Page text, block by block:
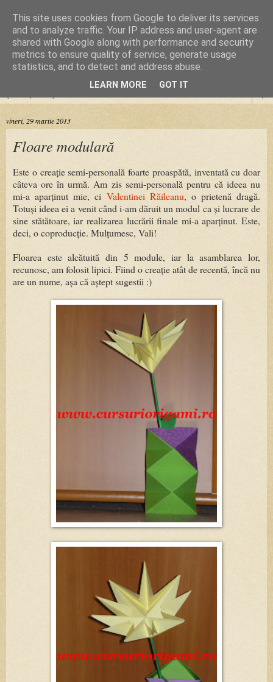
Cursuri Origami
Dragoste de la prima pliere
▼
vineri, 29 martie 2013
Floare modulară
Este o creație semi-personală foarte proaspătă, inventată cu doar
câteva ore în urmă. Am zis semi-personală pentru că ideea nu
mi-a aparținut mie, ci Valentinei Răileanu, o prietenă dragă.
Totuși ideea ei a venit când i-am dăruit un modul ca și lucrare de
sine stătătoare, iar realizarea lucrării finale mi-a aparținut. Este,
deci, o coproducție. Mulțumesc, Vali!
Floarea este alcătuită din 5 module, iar la asamblarea lor,
recunosc, am folosit lipici. Fiind o creație atât de recentă, încă nu
are un nume, așa că aștept sugestii :)
This site uses cookies from Google to deliver its services
and to analyze traffic. Your IP address and user-agent are
shared with Google along with performance and security
metrics to ensure quality of service, generate usage
statistics, and to detect and address abuse.
LEARN MORE GOT IT